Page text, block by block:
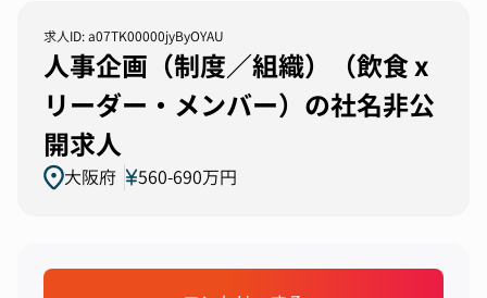
求人ID: a07TK00000jyByOYAU
人事企画（制度／組織）（飲食 x
リーダー・メンバー）の社名非公
開求人
大阪府 560-690万円